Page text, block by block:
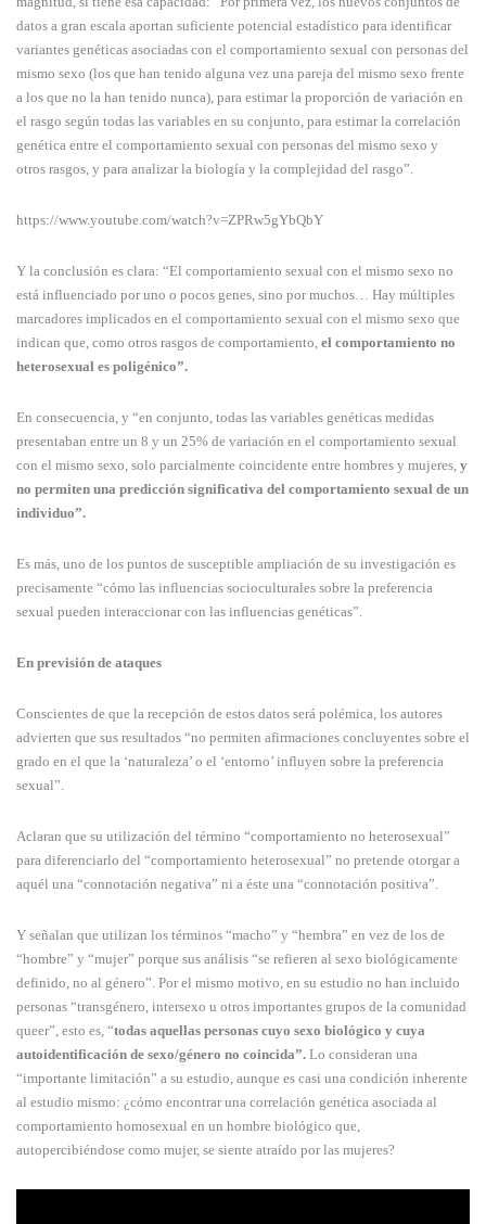
datos a gran escala aportan suficiente potencial estadístico para identificar
variantes genéticas asociadas con el comportamiento sexual con personas del
mismo sexo (los que han tenido alguna vez una pareja del mismo sexo frente
a los que no la han tenido nunca), para estimar la proporción de variación en
el rasgo según todas las variables en su conjunto, para estimar la correlación
genética entre el comportamiento sexual con personas del mismo sexo y
otros rasgos, y para analizar la biología y la complejidad del rasgo”.
https://www.youtube.com/watch?v=ZPRw5gYbQbY
Y la conclusión es clara: “El comportamiento sexual con el mismo sexo no
está influenciado por uno o pocos genes, sino por muchos… Hay múltiples
marcadores implicados en el comportamiento sexual con el mismo sexo que
indican que, como otros rasgos de comportamiento, el comportamiento no
heterosexual es poligénico”.
En consecuencia, y “en conjunto, todas las variables genéticas medidas
presentaban entre un 8 y un 25% de variación en el comportamiento sexual
con el mismo sexo, solo parcialmente coincidente entre hombres y mujeres, y
no permiten una predicción significativa del comportamiento sexual de un
individuo”.
Es más, uno de los puntos de susceptible ampliación de su investigación es
precisamente “cómo las influencias socioculturales sobre la preferencia
sexual pueden interaccionar con las influencias genéticas”.
En previsión de ataques
Conscientes de que la recepción de estos datos será polémica, los autores
advierten que sus resultados “no permiten afirmaciones concluyentes sobre el
grado en el que la ‘naturaleza’ o el ‘entorno’ influyen sobre la preferencia
sexual”.
Aclaran que su utilización del término “comportamiento no heterosexual”
para diferenciarlo del “comportamiento heterosexual” no pretende otorgar a
aquél una “connotación negativa” ni a éste una “connotación positiva”.
Y señalan que utilizan los términos “macho” y “hembra” en vez de los de
“hombre” y “mujer” porque sus análisis “se refieren al sexo biológicamente
definido, no al género”. Por el mismo motivo, en su estudio no han incluido
personas “transgénero, intersexo u otros importantes grupos de la comunidad
queer”, esto es, “todas aquellas personas cuyo sexo biológico y cuya
autoidentificación de sexo/género no coincida”. Lo consideran una
“importante limitación” a su estudio, aunque es casi una condición inherente
al estudio mismo: ¿cómo encontrar una correlación genética asociada al
comportamiento homosexual en un hombre biológico que,
autopercibiéndose como mujer, se siente atraído por las mujeres?